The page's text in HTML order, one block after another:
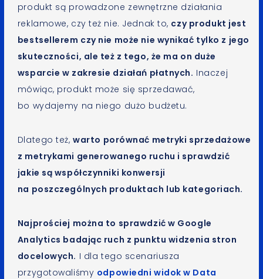
produkt są prowadzone zewnętrzne działania
reklamowe, czy też nie. Jednak to, czy produkt jest
bestsellerem czy nie może nie wynikać tylko z jego
skuteczności, ale też z tego, że ma on duże
wsparcie w zakresie działań płatnych. Inaczej
mówiąc, produkt może się sprzedawać,
bo wydajemy na niego dużo budżetu.
Dlatego też,warto porównać metryki sprzedażowe
z metrykami generowanego ruchu i sprawdzić
jakie są współczynniki konwersji
na poszczególnych produktach lub kategoriach.
Najprościej można to sprawdzić w Google
Analytics badając ruch z punktu widzenia stron
docelowych. I dla tego scenariusza
przygotowaliśmy odpowiedni widok w Data